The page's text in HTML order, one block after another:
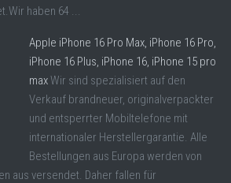
haben 64 ...
Apple iPhone 16 Pro Max, iPhone 16 Pro,
iPhone 16 Plus, iPhone 16, iPhone 15 pro
maxWir sind spezialisiert auf den
Verkauf brandneuer, originalverpackter
und entsperrter Mobiltelefone mit
internationaler Herstellergarantie. Alle
Bestellungen aus Europa werden von
aus versendet. Daher fallen für